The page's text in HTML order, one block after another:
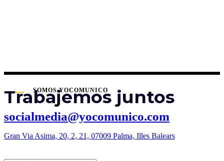
SOMOS YOCOMUNICO
Trabajemos juntos
socialmedia@yocomunico.com
Gran Via Asima, 20, 2, 21, 07009 Palma, Illes Balears